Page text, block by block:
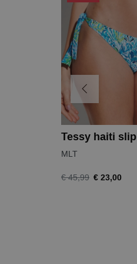
Tessy haiti slip
MLT
€ 45,99 € 23,00